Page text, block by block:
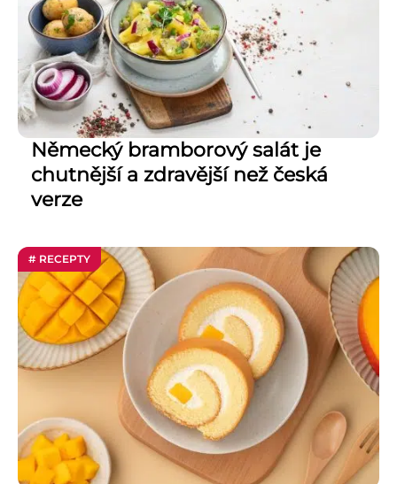
Německý bramborový salát je
chutnější a zdravější než česká
verze
# RECEPTY